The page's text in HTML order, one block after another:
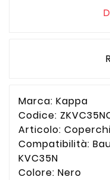
Marca: Kappa
Codice:
Articolo:
Compatibilità:
KVC35N
Colore: Nero